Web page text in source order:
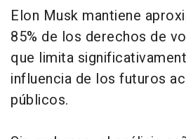
Elon Musk mantiene
85% de los derechos de
que limita
influencia de los futuros
públicos.